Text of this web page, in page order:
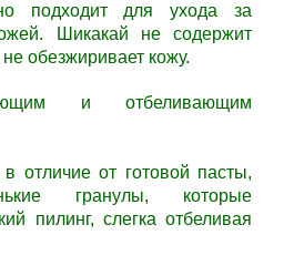
подходит для ухода за
Шикакай не содержит
обезжиривает кожу.
и отбеливающим
отличие от готовой пасты,
гранулы, которые
пилинг, слегка отбеливая